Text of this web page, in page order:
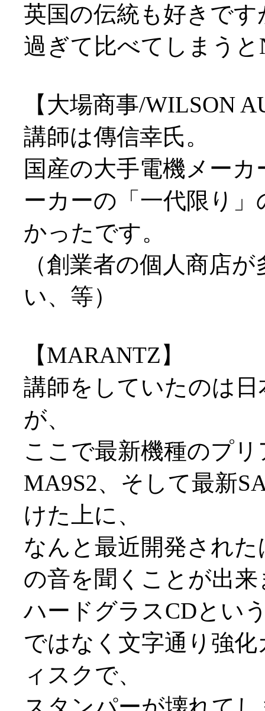
英国の伝統も好きで
過ぎて比べてしまう
【大場商事/WILSON
講師は傳信幸氏。
国産の大手電機メー
ーカーの「一代限り
かったです。
（創業者の個人商店
い、等）
【MARANTZ】
講師をしていたのは
が、
ここで最新機種のプ
MA9S2、そして最新
けた上に、
なんと最近開発され
の音を聞くことが出
ハードグラスCDとい
ではなく文字通り強
ィスクで、